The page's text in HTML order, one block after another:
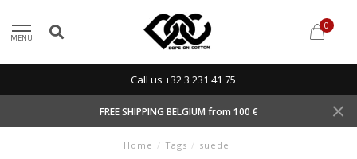
MENU
0
Call us +32 3 231 41 75
FREE SHIPPING BELGIUM from 100 €
Home / Tags / suede